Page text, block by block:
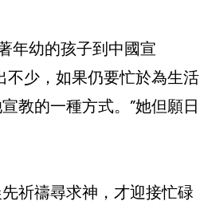
年幼的孩子到中國宣
不少，如果仍要忙於為生活
教的一種方式。”她但願日
祈禱尋求神，才迎接忙碌